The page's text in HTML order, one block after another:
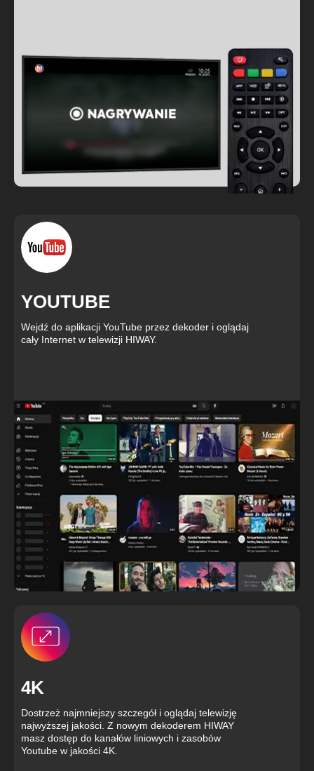
YOUTUBE
Wejdź do aplikacji YouTube przez dekoder i oglądaj
cały Internet w telewizji HIWAY.
4K
Dostrzeż najmniejszy szczegół i oglądaj telewizję
najwyższej jakości. Z nowym dekoderem HIWAY
masz dostęp do kanałów liniowych i zasobów
Youtube w jakości 4K.